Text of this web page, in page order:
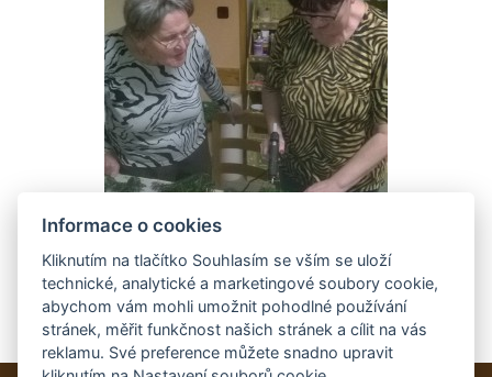
Informace o cookies
Kliknutím na tlačítko Souhlasím se vším se uloží
technické, analytické a marketingové soubory cookie,
abychom vám mohli umožnit pohodlné používání
stránek, měřit funkčnost našich stránek a cílit na vás
reklamu. Své preference můžete snadno upravit